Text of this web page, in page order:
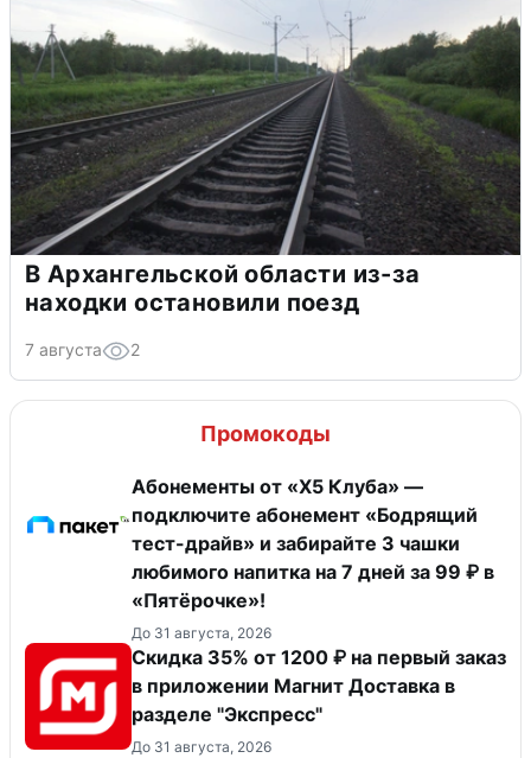
В Архангельской области из-за
находки остановили поезд
7 августа 2
Промокоды
Абонементы от «Х5 Клуба» —
подключите абонемент «Бодрящий
тест-драйв» и забирайте 3 чашки
любимого напитка на 7 дней за 99 ₽ в
«Пятёрочке»!
До 31 августа, 2026
Скидка 35% от 1200 ₽ на первый заказ
в приложении Магнит Доставка в
разделе "Экспресс"
До 31 августа, 2026